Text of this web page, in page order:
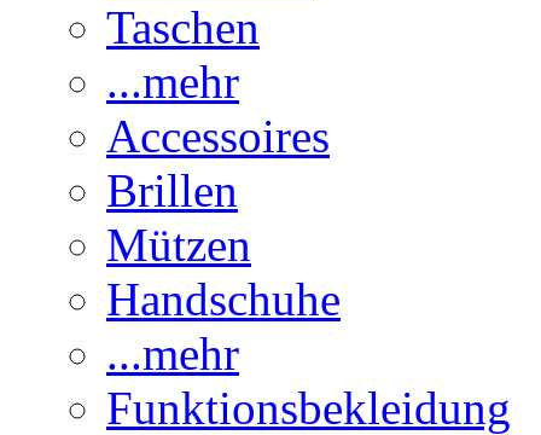
Taschen
...mehr
Accessoires
Brillen
Mützen
Handschuhe
...mehr
Funktionsbekleidung